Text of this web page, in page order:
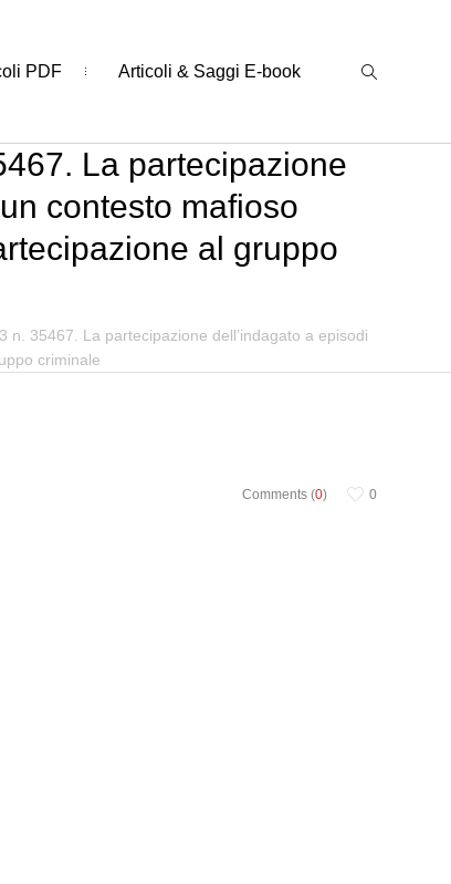
PDF Articoli & Saggi E-book
La partecipazione
contesto mafioso
al gruppo
35467. La partecipazione dell’indagato a episodi
criminale
Comments (0) 0